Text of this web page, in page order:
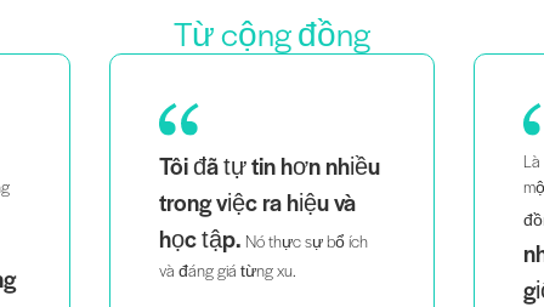
Từ cộng đồng
Là một bà mẹ của cặp song sinh,
một người phụ nữ da đen và
đồng tính,việc nhìn thấy
những người trông
giống tôi giảng dạy